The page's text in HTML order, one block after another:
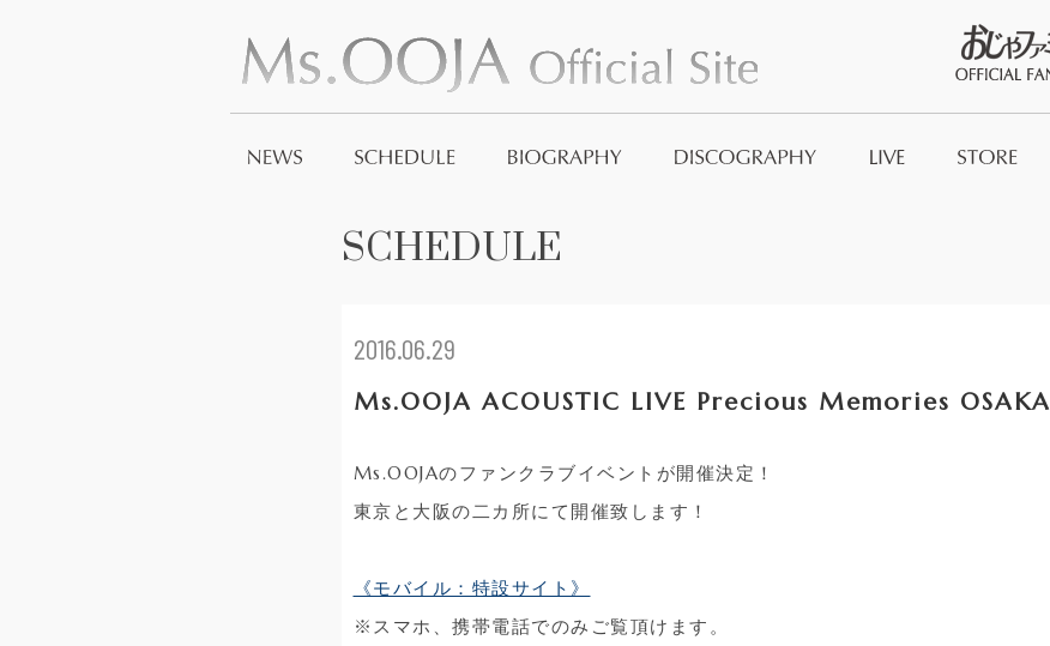
SCHEDULE
2016.06.29
Ms.OOJA ACOUSTIC LIVE Precious Memories OSAKA
Ms.OOJAのファンクラブイベントが開催決定！
東京と大阪の二カ所にて開催致します！
《モバイル：特設サイト》
※スマホ、携帯電話でのみご覧頂けます。